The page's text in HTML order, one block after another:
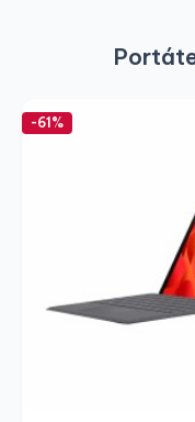
-61%